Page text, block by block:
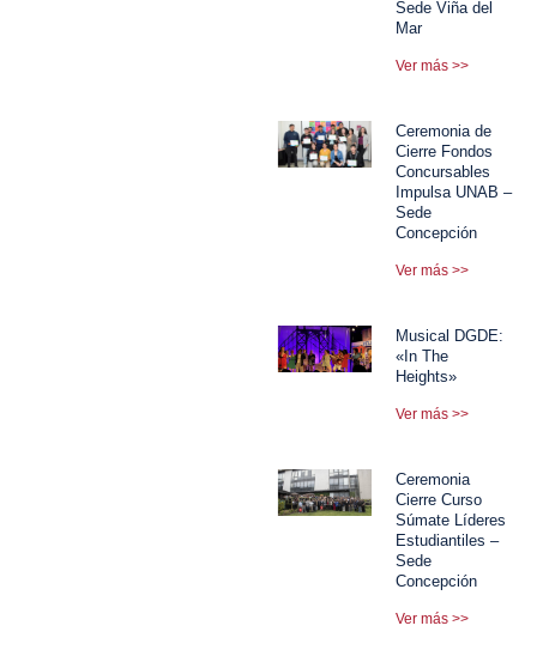
Sede Viña del
Mar
Ver más >>
Ceremonia de
Cierre Fondos
Concursables
Impulsa UNAB –
Sede
Concepción
Ver más >>
Musical DGDE:
«In The
Heights»
Ver más >>
Ceremonia
Cierre Curso
Súmate Líderes
Estudiantiles –
Sede
Concepción
Ver más >>